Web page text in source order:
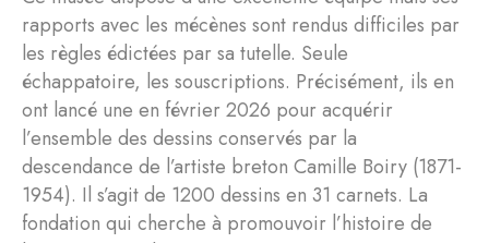
rapports avec les mécènes sont rendus difficiles par
les règles édictées par sa tutelle. Seule
échappatoire, les souscriptions. Précisément, ils en
ont lancé une en février 2026 pour acquérir
l’ensemble des dessins conservés par la
descendance de l’artiste breton Camille Boiry (1871-
1954). Il s’agit de 1200 dessins en 31 carnets. La
fondation qui cherche à promouvoir l’histoire de